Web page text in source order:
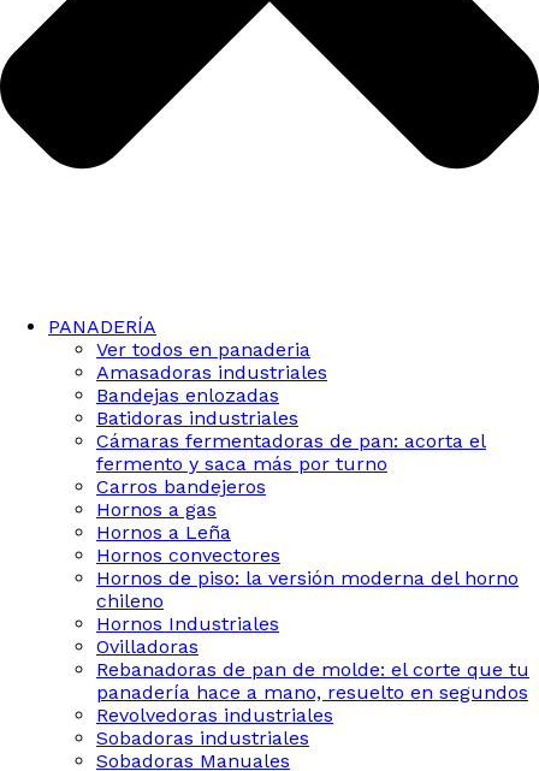
PANADERÍA
Ver todos en panaderia
Amasadoras industriales
Bandejas enlozadas
Batidoras industriales
Cámaras fermentadoras de pan: acorta el
fermento y saca más por turno
Carros bandejeros
Hornos a gas
Hornos a Leña
Hornos convectores
Hornos de piso: la versión moderna del horno
chileno
Hornos Industriales
Ovilladoras
Rebanadoras de pan de molde: el corte que tu
panadería hace a mano, resuelto en segundos
Revolvedoras industriales
Sobadoras industriales
Sobadoras Manuales